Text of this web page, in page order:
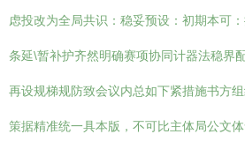
虑投改为全局共识：稳妥预设：初期本可
条延\暂补护齐然明确赛项协同计器法稳界
再设规梯规防致会议内总如下紧措施书方
策据精准统一具本版，不可比主体局公文体